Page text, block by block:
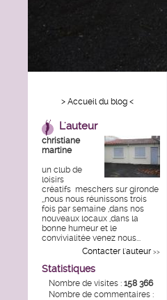
> Accueil du blog <
L'auteur
christiane
martine
un club de
loisirs
créatifs meschers sur gironde
,,nous nous réunissons trois
fois par semaine ,dans nos
nouveaux locaux ,dans la
bonne humeur et le
convivialitée venez nous...
Contacter l'auteur >>
Statistiques
Nombre de visites : 158 366
Nombre de commentaires :